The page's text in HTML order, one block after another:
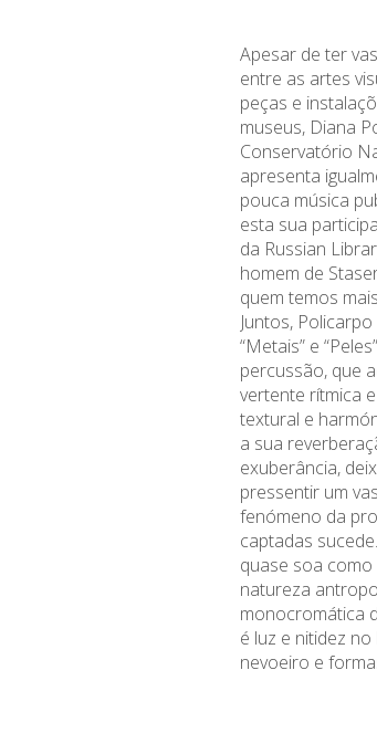
Apesar de ter
entre as artes
peças e
museus, Diana
Conservatório
apresenta
pouca música
esta sua
da Russian
homem de
quem temos
Juntos,
“Metais” e
percussão, que
vertente rítmica
textural e
a sua
exuberância,
pressentir um
fenómeno da
captadas
quase soa
natureza
monocromática
é luz e nitidez
nevoeiro e